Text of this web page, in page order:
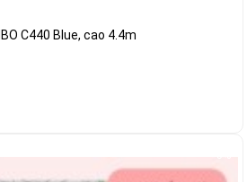
C440 Blue, cao 4.4m